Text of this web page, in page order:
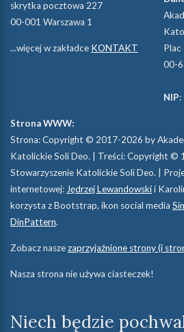
skrytka pocztowa 227
00-001 Warszawa 1
...więcej w zakładce KONTAKT
Plac
00-
NIP
Strona WWW:
Strona: Copyright © 2017-2026 by
Katolickie Soli Deo. | Treści: Copyright ©
Stowarzyszenie Katolickie Soli Deo. |
internetowej: Jędrzej Lewandowskii
korzysta z Bootstrap, ikon social media
DinPattern.
Zobacz naszezaprzyjaźnione strony (i
Nasza strona nie używa ciasteczek!
Niech będzie